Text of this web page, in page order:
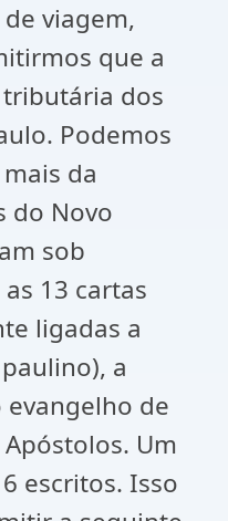
viagem,
que a
dos
Podemos
da
do Novo
sob
13 cartas
ligadas a
a
de
Um
escritos. Isso